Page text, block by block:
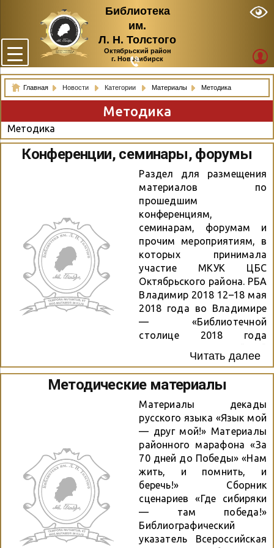
Библиотека
им.
Л. Н. Толстого
Октябрьский район
г. Новосибирск
Главная Новости Категории Материалы Методика
Методика
Методика
Конференции, семинары, форумы
Раздел для размещения
материалов по
прошедшим
конференциям,
семинарам, форумам и
прочим мероприятиям, в
которых принимала
участие МКУК ЦБС
Октябрьского района. РБА
Владимир 2018 12–18 мая
2018 года во Владимире
— «Библиотечной
столице 2018 года
библиотечный конгресс:
XXIII Ежегодная
Конференция Российской
библиотечной
ассоциации. 7 мая 2018
года в Областном дворце
культуры и искусства во
Владимире состоялись
итоговое пленарное
заседание и церемония
закрытия Всероссийского
библиотечного конгресса:
XXIII Ежегодной
Конференции Российской
Читать далее
Методические материалы
Материалы декады
русского языка «Язык мой
— друг мой!» Материалы
районного марафона «За
70 дней до Победы» «Нам
жить, и помнить, и
беречь!» Сборник
сценариев «Где сибиряки
— там победа!»
Библиографический
указатель Всероссийская